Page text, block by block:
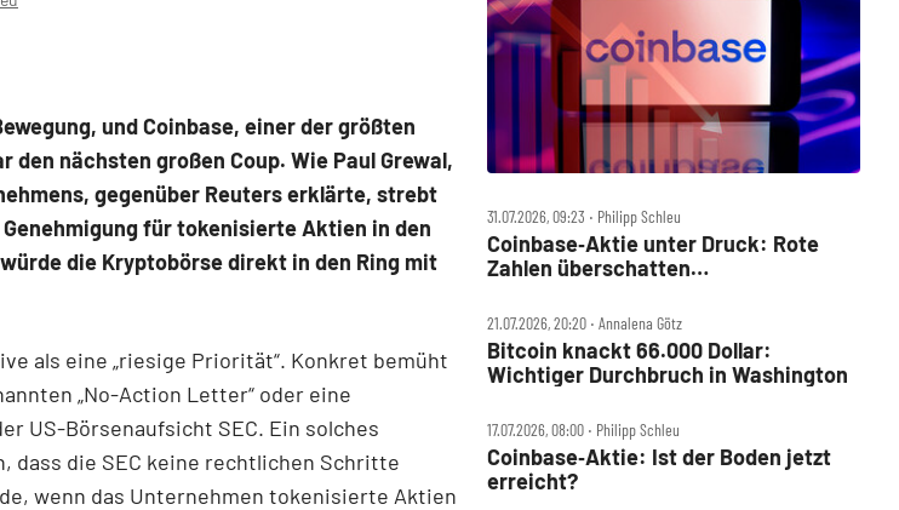
und Coinbase, einer der größten
den nächsten großen Coup. Wie Paul Grewal,
gegenüber Reuters erklärte, strebt
für tokenisierte Aktien in den
die Kryptobörse direkt in den Ring mit
als eine „riesige Priorität“. Konkret bemüht
„No-Action Letter“ oder eine
US-Börsenaufsicht SEC. Ein solches
dass die SEC keine rechtlichen Schritte
wenn das Unternehmen tokenisierte Aktien
31.07.2026, 09:23 ‧ Philipp Schleu
Coinbase‑Aktie unter Druck: Rote
Zahlen überschatten
21.07.2026, 20:20 ‧ Annalena Götz
Bitcoin knackt 66.000 Dollar:
Wichtiger Durchbruch in Washington
17.07.2026, 08:00 ‧ Philipp Schleu
Coinbase‑Aktie: Ist der Boden jetzt
erreicht?